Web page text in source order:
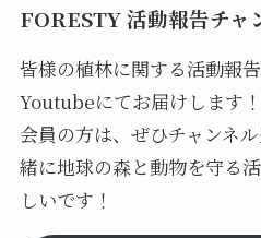
FORESTY 活動報告チャ
皆様の植林に関する活動報
Youtubeにてお届けします！
会員の方は、ぜひチャンネ
緒に地球の森と動物を守る
しいです！